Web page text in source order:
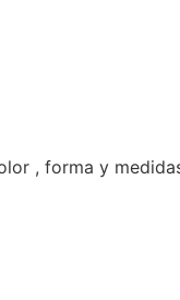
, forma y